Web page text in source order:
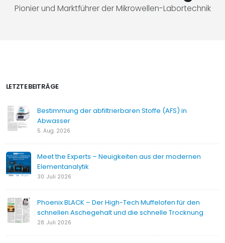
Pionier und Marktführer der Mikrowellen-Labortechnik
LETZTE BEITRÄGE
Bestimmung der abfiltrierbaren Stoffe (AFS) in
Abwasser
5. Aug. 2026
Meet the Experts – Neuigkeiten aus der modernen
Elementanalytik
30. Juli 2026
Phoenix BLACK – Der High-Tech Muffelofen für den
schnellen Aschegehalt und die schnelle Trocknung
28. Juli 2026